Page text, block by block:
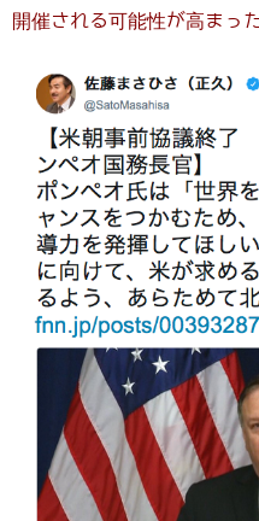
開催される可能性が高まっ